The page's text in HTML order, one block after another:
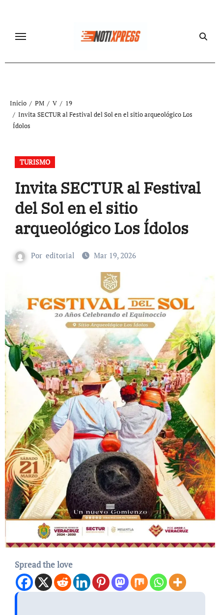
contenido
Inicio PM V
19
Invita SECTUR al Festival del Sol en el sitio arqueológico Los
Ídolos
TURISMO
Invita SECTUR al Festival
del Sol en el sitio
arqueológico Los Ídolos
Por editorial Mar 19, 2026
Spread the love